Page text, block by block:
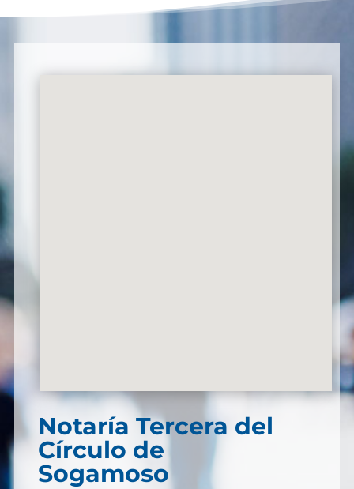
Notaría Tercera del
Círculo de
Sogamoso